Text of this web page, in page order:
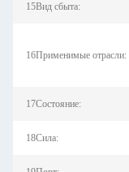
15Вид сбыта:
16Применимые отрасли:
17Состояние:
18Сила: